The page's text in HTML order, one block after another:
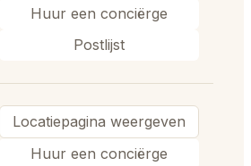
Huur een conciërge
Postlijst
Locatiepagina weergeven
Huur een conciërge